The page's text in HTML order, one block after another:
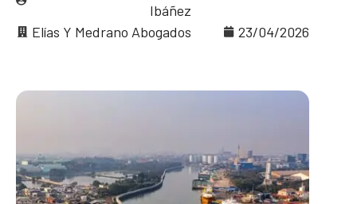
Ibáñez
Elías Y Medrano Abogados
23/04/2026